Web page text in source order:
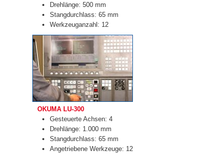
Drehlänge: 500 mm
Stangdurchlass: 65 mm
Werkzeuganzahl: 12
OKUMA LU-300
Gesteuerte Achsen: 4
Drehlänge: 1.000 mm
Stangdurchlass: 65 mm
Angetriebene Werkzeuge: 12